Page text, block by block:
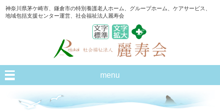
神奈川県茅ケ崎市、鎌倉市の特別養護老人ホーム、グループホーム、ケアサービス、
地域包括支援センター運営、社会福祉法人麗寿会
menu